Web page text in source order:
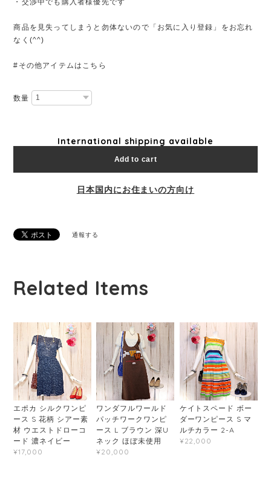
商品を見失ってしまうと勿体ないので「お気に入り登録」をお忘れ
なく(^^)
#その他アイテムはこちら
数量
International shipping available
Add to cart
日本国内にお住まいの方向け
通報する
Related Items
エポカ シルクワンピ
ース S 花柄 シアー素
材 ウエストドローコ
ード 濃ネイビー
¥17,000
ワンダフルワールド
パッチワークワンピ
ース L ブラウン 深U
ネック ほぼ未使用
¥20,000
ケイトスペード ボー
ダーワンピース S マ
ルチカラー 2-A
¥22,000